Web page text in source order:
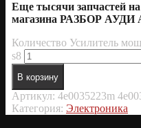
Еще тысячи запчастей
магазина РАЗБОР АУДИ
Количество Усилитель
s8
В корзину
Артикул: 4e0035223m
Категория: Электроника